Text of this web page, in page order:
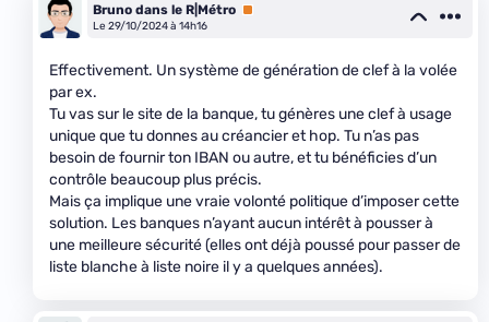
Bruno dans le R|Métro Premium
Le 29/10/2024 à 14h16
Effectivement. Un système de génération de clef à la volée
par ex.
Tu vas sur le site de la banque, tu génères une clef à usage
unique que tu donnes au créancier et hop. Tu n’as pas
besoin de fournir ton IBAN ou autre, et tu bénéficies d’un
contrôle beaucoup plus précis.
Mais ça implique une vraie volonté politique d’imposer cette
solution. Les banques n’ayant aucun intérêt à pousser à
une meilleure sécurité (elles ont déjà poussé pour passer de
liste blanche à liste noire il y a quelques années).